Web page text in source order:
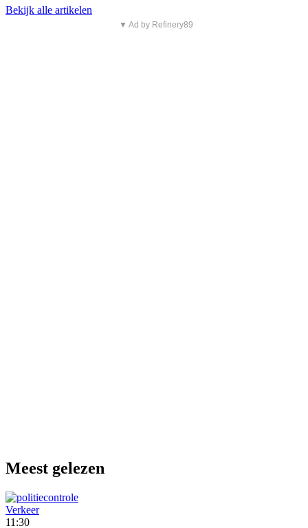
Bekijk alle artikelen
▼ Ad by Refinery89
Meest gelezen
Verkeer
11:30